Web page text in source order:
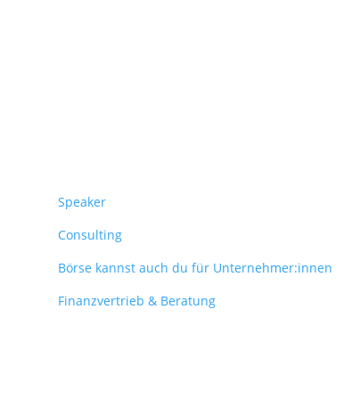
Speaker
Consulting
Börse kannst auch du für Unternehmer:innen
Finanzvertrieb & Beratung